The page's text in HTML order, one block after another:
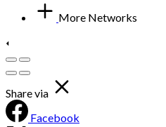
More Networks
Share via
Facebook